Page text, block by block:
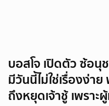
บอสโจ เปิดตัว ซ้อนุ
มีวันนี้ไม่ใช่เรื่องง่า
ถึงหยุดเจ้าชู้ เพรา